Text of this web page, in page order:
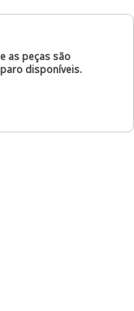
as peças são
disponíveis.